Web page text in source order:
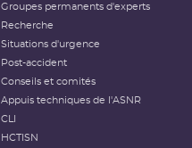
Groupes permanents d'experts
Recherche
Situations d'urgence
Post-accident
Conseils et comités
Appuis techniques de l'ASNR
CLI
HCTISN